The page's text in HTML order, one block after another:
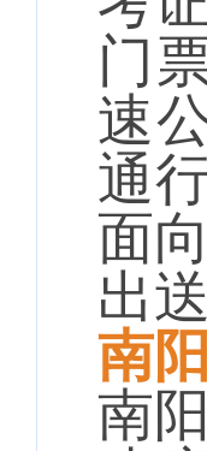
门
速
通
面
出
南
南